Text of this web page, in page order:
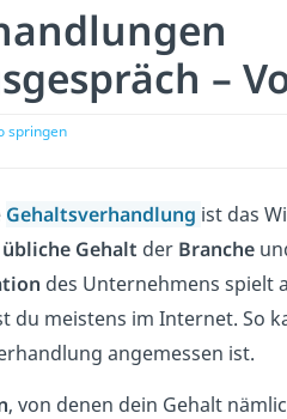
–
springen
Gehaltsverhandlung ist das
übliche Gehalt der Branche
des Unternehmens spielt
meistens im Internet. So
angemessen ist.
, von denen dein Gehalt